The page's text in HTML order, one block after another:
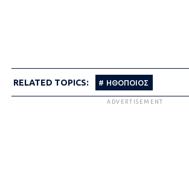
RELATED TOPICS: ΗΘΟΠΟΙΟΣ
ADVERTISEMENT